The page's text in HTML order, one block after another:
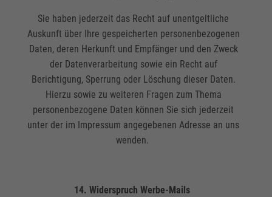
Sie haben jederzeit das Recht auf unentgeltliche
Auskunft über Ihre gespeicherten personenbezogenen
Daten, deren Herkunft und Empfänger und den Zweck
der Datenverarbeitung sowie ein Recht auf
Berichtigung, Sperrung oder Löschung dieser Daten.
Hierzu sowie zu weiteren Fragen zum Thema
personenbezogene Daten können Sie sich jederzeit
unter der im Impressum angegebenen Adresse an uns
wenden.
14. Widerspruch Werbe-Mails